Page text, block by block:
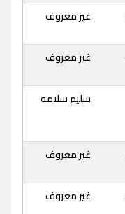
غير معروف
غير معروف
سليم سلامه
غير معروف
غير معروف